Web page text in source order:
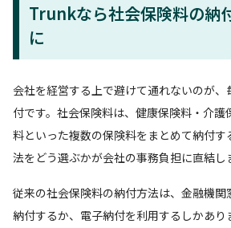
Trunkなら社会保険料の納
に
会社を経営する上で避けて通れないのが
付です。社会保険料は、健康保険料・介
料といった複数の保険料をまとめて納付す
法をどう選ぶかが会社の事務負担に直結し
従来の社会保険料の納付方法は、金融機関
納付するか、電子納付を利用するしかあり